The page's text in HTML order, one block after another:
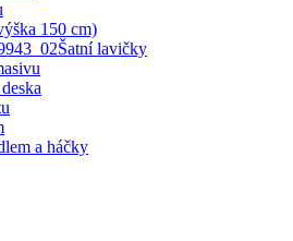
150 cm)
Šatní lavičky
a háčky